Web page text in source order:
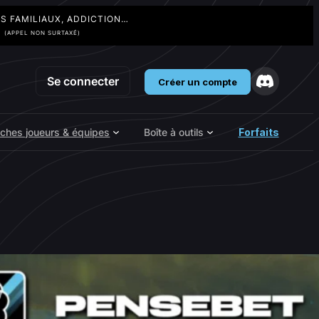
FAMILIAUX, ADDICTION…
(APPEL NON SURTAXÉ)
Se connecter Créer un compte
joueurs & équipes Boîte à outils Forfaits